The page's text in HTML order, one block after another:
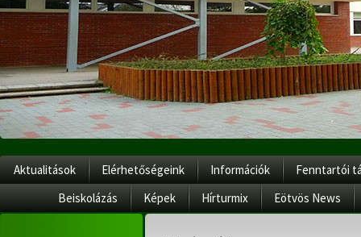
Aktualitások Elérhetőségeink Információk
Fenntartói
Beiskolázás
Képek Hírturmix Eötvös News